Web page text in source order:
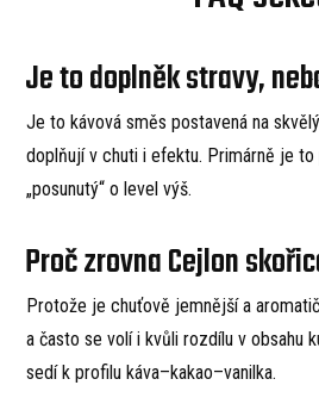
Je to doplněk stravy,
Je to kávová směs postavená na
doplňují v chuti i efektu. Primárně je to
„posunutý“ o level výš.
Proč zrovna Cejlon
Protože je chuťově jemnější a
a často se volí i kvůli rozdílu v obsahu
sedí k profilu káva–kakao–vanilka.